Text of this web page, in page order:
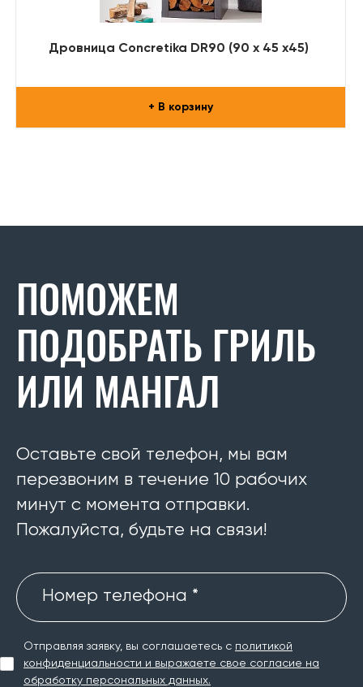
Дровница Concretika DR90 (90 x 45 x45)
+ В корзину
ПОМОЖЕМ
ПОДОБРАТЬ ГРИЛЬ
ИЛИ МАНГАЛ
Оставьте свой телефон, мы вам
перезвоним в течение 10 рабочих
минут с момента отправки.
Пожалуйста, будьте на связи!
Номер телефона *
Отправляя заявку, вы соглашаетесь с политикой
конфиденциальности и выражаете свое согласие на
обработку персональных данных.